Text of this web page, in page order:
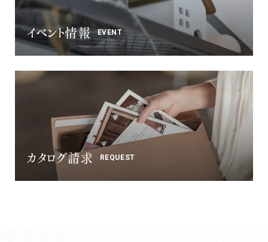
イベント情報 EVENT
カタログ請求 REQUEST